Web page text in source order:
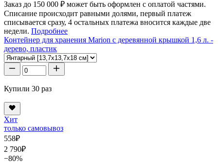
Заказ до 150 000 ₽ может быть оформлен с оплатой частями.
Списание происходит равными долями, первый платеж
списывается сразу, 4 остальных платежа вносится каждые две
недели. Подробнее
Контейнер для хранения Marion с деревянной крышкой 1,6 л. -
дерево, пластик
Купили 30 раз
Хит
только самовывоз
558₽
2 790₽
−80%